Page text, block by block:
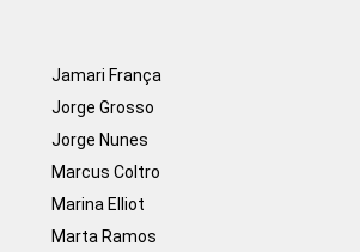
Jamari França
Jorge Grosso
Jorge Nunes
Marcus Coltro
Marina Elliot
Marta Ramos